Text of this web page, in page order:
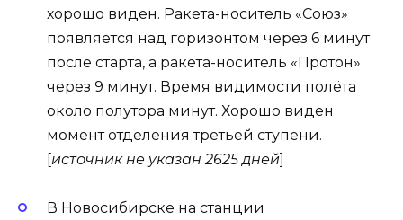
хорошо виден. Ракета-носитель «Союз»
появляется над горизонтом через 6 минут
после старта, а ракета-носитель «Протон»
через 9 минут. Время видимости полёта
около полутора минут. Хорошо виден
момент отделения третьей ступени.
[источник не указан 2625 дней]
В Новосибирске на станции